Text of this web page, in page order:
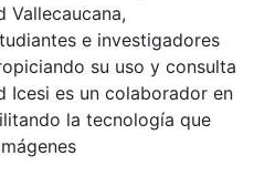
Vallecaucana,
e investigadores
su uso y consulta
Icesi es un colaborador en
la tecnología que